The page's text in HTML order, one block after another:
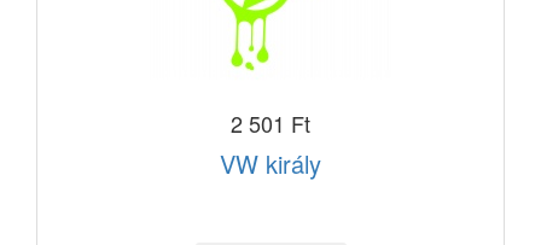
2 501 Ft
VW király